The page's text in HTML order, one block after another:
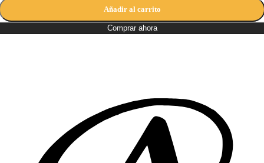
Añadir al carrito
Comprar ahora